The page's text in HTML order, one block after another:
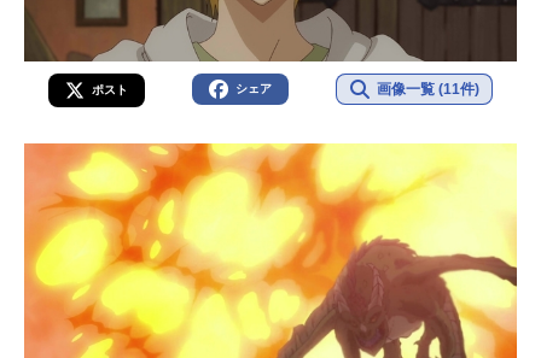
ポスト シェア 画像一覧 (11件)